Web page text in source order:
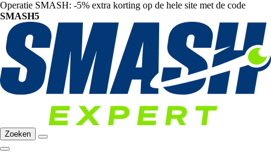
Operatie SMASH: -5% extra korting op de hele site met de code
SMASH5
Zoeken